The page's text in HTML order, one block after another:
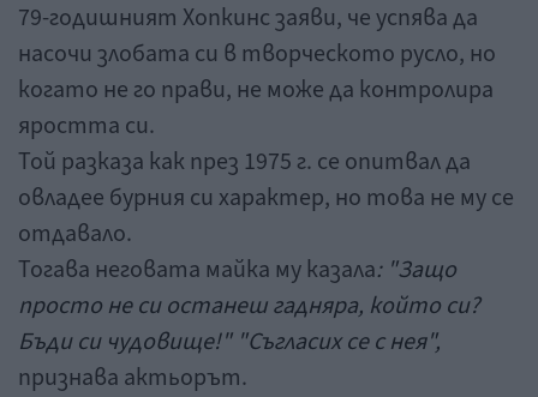
79-годишният Хопкинс заяви, че успява да
насочи злобата си в творческото русло, но
когато не го прави, не може да контролира
яростта си.
Той разказа как през 1975 г. се опитвал да
овладее бурния си характер, но това не му се
отдавало.
Тогава неговата майка му казала: "Защо
просто не си останеш гадняра, който си?
Бъди си чудовище!" "Съгласих се с нея",
признава актьорът.